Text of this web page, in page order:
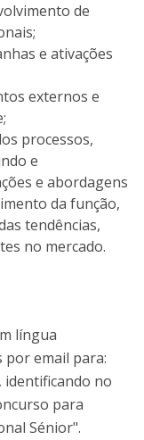
de
e ativações
externos e
processos,
e
e abordagens
da função,
tendências,
no mercado.
língua
por email para:
, identificando no
para
Sénior".